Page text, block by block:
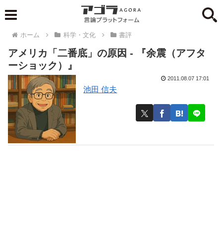
ホーム 科学・文化 書評
アメリカ「二番底」の原因 - 『余震（アフタ
ーショック）』
池田 信夫
2011.08.07 17:01